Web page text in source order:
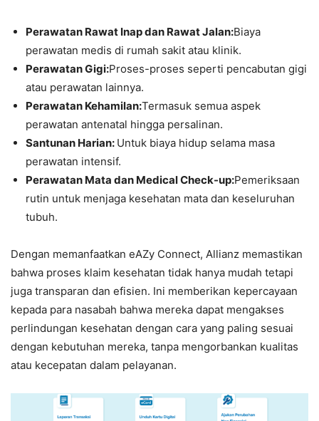
Perawatan Rawat Inap dan Rawat Jalan:Biaya
perawatan medis di rumah sakit atau klinik.
Perawatan Gigi:Proses-proses seperti pencabutan gigi
atau perawatan lainnya.
Perawatan Kehamilan:Termasuk semua aspek
perawatan antenatal hingga persalinan.
Santunan Harian: Untuk biaya hidup selama masa
perawatan intensif.
Perawatan Mata dan Medical Check-up:Pemeriksaan
rutin untuk menjaga kesehatan mata dan keseluruhan
tubuh.
Dengan memanfaatkan eAZy Connect, Allianz memastikan
bahwa proses klaim kesehatan tidak hanya mudah tetapi
juga transparan dan efisien. Ini memberikan kepercayaan
kepada para nasabah bahwa mereka dapat mengakses
perlindungan kesehatan dengan cara yang paling sesuai
dengan kebutuhan mereka, tanpa mengorbankan kualitas
atau kecepatan dalam pelayanan.